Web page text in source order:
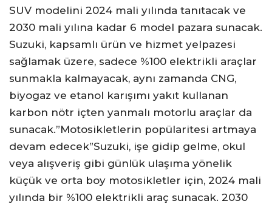
SUV modelini 2024 mali yılında tanıtacak ve
2030 mali yılına kadar 6 model pazara sunacak.
Suzuki, kapsamlı ürün ve hizmet yelpazesi
sağlamak üzere, sadece %100 elektrikli araçlar
sunmakla kalmayacak, aynı zamanda CNG,
biyogaz ve etanol karışımı yakıt kullanan
karbon nötr içten yanmalı motorlu araçlar da
sunacak.”Motosikletlerin popülaritesi artmaya
devam edecek”Suzuki, işe gidip gelme, okul
veya alışveriş gibi günlük ulaşıma yönelik
küçük ve orta boy motosikletler için, 2024 mali
yılında bir %100 elektrikli araç sunacak. 2030